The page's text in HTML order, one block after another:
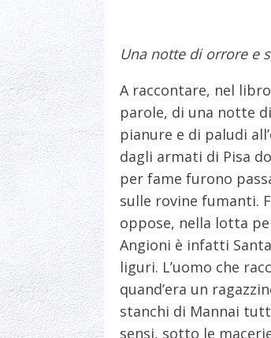
Una notte di orrore e
A raccontare, nel
parole, di una notte
pianure e di paludi
dagli armati di Pisa
per fame furono
sulle rovine fumanti.
oppose, nella lotta
Angioni è infatti
liguri. L’uomo che
quand’era un
stanchi di Mannai
sensi, sotto le